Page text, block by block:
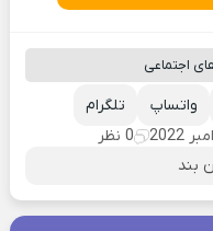
اجتماعی
تلگرام واتساپ
0 نظر
بند